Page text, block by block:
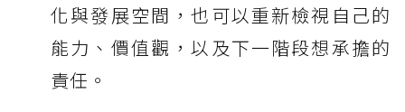
化與發展空間，也可以重新檢視自己的
能力、價值觀，以及下一階段想承擔的
責任。